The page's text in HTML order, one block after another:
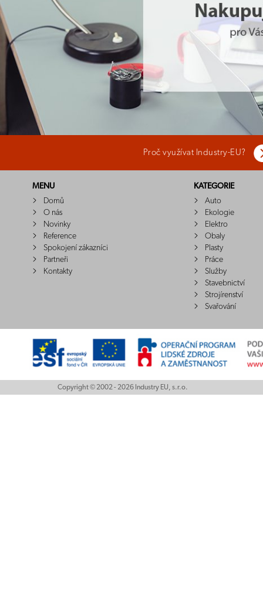
Proč využívat Industry-EU?
MENU
Domů
O nás
Novinky
Reference
Spokojení zákazníci
Partneři
Kontakty
KATEGORIE
Auto
Ekologie
Elektro
Obaly
Plasty
Práce
Služby
Stavebnictví
Strojírenství
Svařování
Copyright © 2002 - 2026 Industry EU, s.r.o.